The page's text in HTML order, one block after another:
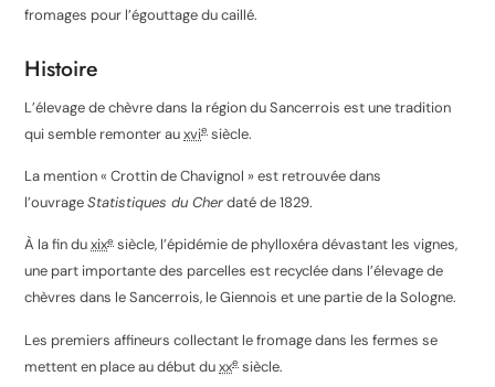
fromages pour l’égouttage du caillé.
Histoire
L’élevage de chèvre dans la région du Sancerrois est une tradition
qui semble remonter auxvie siècle.
La mention « Crottin de Chavignol » est retrouvée dans
l’ouvrageStatistiques du Cherdaté de 1829.
À la fin duxixe siècle, l’épidémie de phylloxéra dévastant les vignes,
une part importante des parcelles est recyclée dans l’élevage de
chèvres dans le Sancerrois, le Giennois et une partie de la Sologne.
Les premiers affineurs collectant le fromage dans les fermes se
mettent en place au début duxxe siècle.